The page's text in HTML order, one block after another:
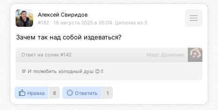
Алексей Свиридов
#182 16 августа 2025 в 05:04 Цепочка из 3
Зачем так над собой издеваться?
Ответ на солик #142 Марс Драконис
💯 И полюбить холодный душ 😊🚿
Нравка 8 Ответить 1